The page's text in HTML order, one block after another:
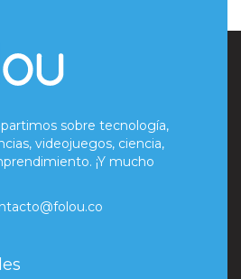
sobre tecnología,
videojuegos, ciencia,
¡Y mucho